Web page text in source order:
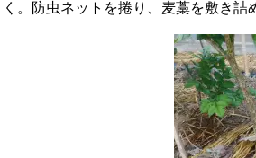
く。防虫ネットを捲り、麦藁を敷き詰